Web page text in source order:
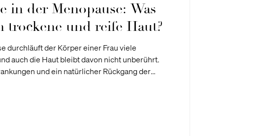
in der Menopause: Was
trockene und reife Haut?
durchläuft der Körper einer Frau viele
auch die Haut bleibt davon nicht unberührt.
Rückgang der